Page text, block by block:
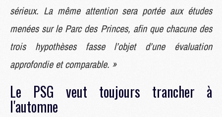
sérieux. La même attention sera portée aux études
menées sur le Parc des Princes, afin que chacune des
trois hypothèses fasse l’objet d’une évaluation
approfondie et comparable. »
Le PSG veut toujours trancher à
l'automne